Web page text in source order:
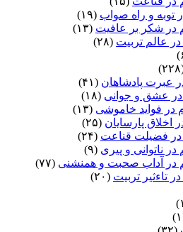
توبه و راه صواب (۱۹)
در شکر بر عافیت (۱۳)
عالم تربیت (۲۸)
عبرت پادشاهان (۴۱)
در عشق و جوانى (۱۸)
در فواید خاموشى (۱۳)
اخلاق پارسایان (۲۵)
فضیلت قناعت (۲۴)
ناتوانى و پیرى (۹)
در آداب صحبت و همنشنى (۷۷)
تاءثیر تربیت (۲۰)